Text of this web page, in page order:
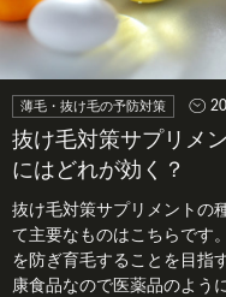
薄毛・抜け毛の予防対策
抜け毛対策サプリメ
にはどれが効く？
抜け毛対策サプリメントの
て主要なものはこちらです
を防ぎ育毛することを目指すか紹介しま
康食品なので医薬品のよう